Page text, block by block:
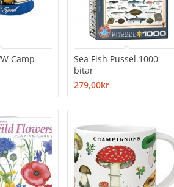
Camp
Sea Fish Pussel 1000
bitar
279,00kr